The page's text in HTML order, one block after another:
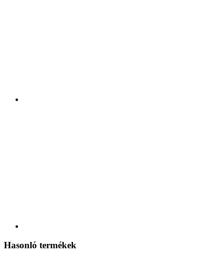
Hasonló termékek